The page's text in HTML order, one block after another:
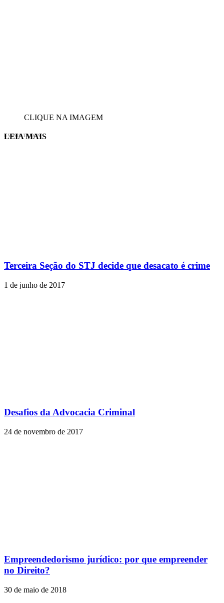
CLIQUE NA IMAGEM
EVINIS TALON
LEIA MAIS
Terceira Seção do STJ decide que desacato é crime
1 de junho de 2017
Desafios da Advocacia Criminal
24 de novembro de 2017
Empreendedorismo jurídico: por que empreender
no Direito?
30 de maio de 2018